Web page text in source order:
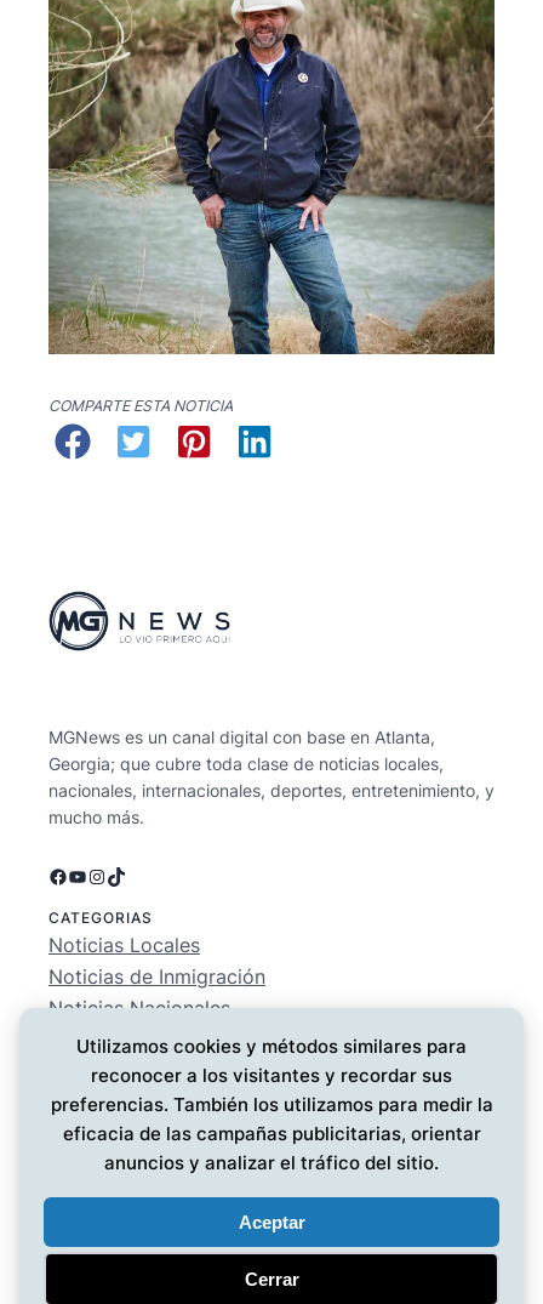
COMPARTE ESTA NOTICIA
MGNews es un canal digital con base en Atlanta,
Georgia; que cubre toda clase de noticias locales,
nacionales, internacionales, deportes, entretenimiento, y
mucho más.
Facebook
YouTube
Instagram
TikTok
CATEGORIAS
Noticias Locales
Noticias de Inmigración
Noticias Nacionales
Deportes
Entretenimiento
EMPRESA
Conócenos
Política de Privacidad
Utilizamos cookies y métodos similares para
reconocer a los visitantes y recordar sus
preferencias. También los utilizamos para medir la
eficacia de las campañas publicitarias, orientar
anuncios y analizar el tráfico del sitio.
Aceptar
Cerrar